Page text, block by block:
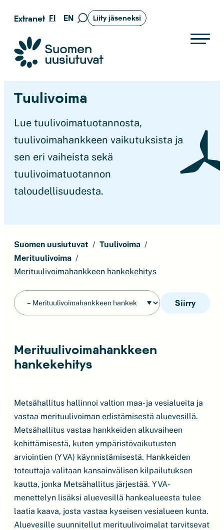
Siirry
sisältöön
Extranet FI EN
Siirry
Liity jäseneksi
Suomen uusiutuvat ry
Tuulivoima
Lue tuulivoimatuotannosta,
tuulivoimahankkeen vaikutuksista ja
sen eri vaiheista sekä
tuulivoimatuotannon
taloudellisuudesta.
Suomen uusiutuvat
Tuulivoima
Merituulivoima
Merituulivoimahankkeen hankekehitys
Siirry
Merituulivoimahankkeen
hankekehitys
Metsähallitus hallinnoi valtion maa- ja vesialueita ja
vastaa merituulivoiman edistämisestä aluevesillä.
Metsähallitus vastaa hankkeiden alkuvaiheen
kehittämisestä, kuten ympäristövaikutusten
arviointien (YVA) käynnistämisestä. Hankkeiden
toteuttaja valitaan kansainvälisen kilpailutuksen
kautta, jonka Metsähallitus järjestää. YVA-
menettelyn lisäksi aluevesillä hankealueesta tulee
laatia kaava, josta vastaa kyseisen vesialueen kunta.
Aluevesille suunnitellut merituulivoimalat tarvitsevat